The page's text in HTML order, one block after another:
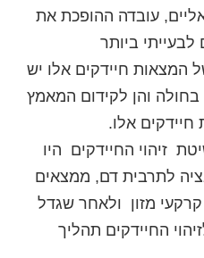
עובדה ההופכת את
לבעייתי ביותר
המצאות חיידקים אלו יש
והן לקידום המאמץ
אלו.
זיהוי החיידקים היו
לתרבית דם, ממצאים
מזון ולאחר שגדל
החיידקים תהליך